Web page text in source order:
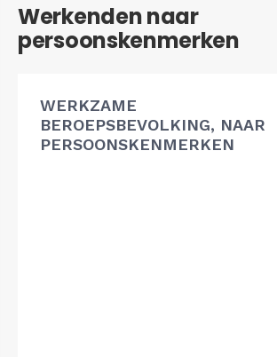
Werkenden naar
persoonskenmerken
WERKZAME
BEROEPSBEVOLKING, NAAR
PERSOONSKENMERKEN